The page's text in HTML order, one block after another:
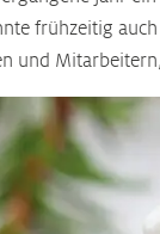
frühzeitig
und